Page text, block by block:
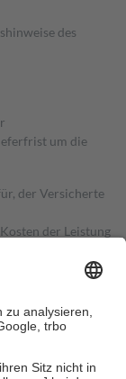
des
um die
der Versicherte
der Leistung